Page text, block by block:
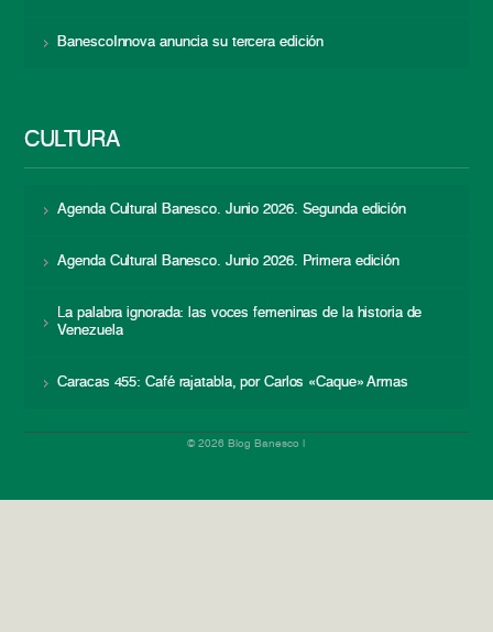
BanescoInnova anuncia su tercera edición
CULTURA
Agenda Cultural Banesco. Junio 2026. Segunda edición
Agenda Cultural Banesco. Junio 2026. Primera edición
La palabra ignorada: las voces femeninas de la historia de
Venezuela
Caracas 455: Café rajatabla, por Carlos «Caque» Armas
© 2026 Blog Banesco |